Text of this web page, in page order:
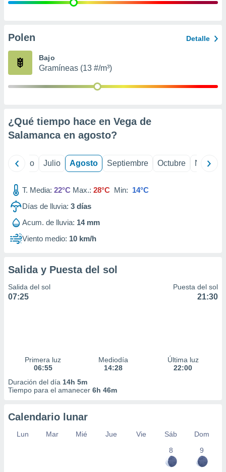
e
publicidad
Polen Detalle
Bajo
Gramíneas (13 #/m³)
¿Qué tiempo hace en Vega de
Salamanca en agosto?
Junio Julio Agosto Septiembre Octubre
T. Media: 22°C Max.: 28°C Min: 14°C
Días de lluvia: 3 días
Acum. de lluvia: 14 mm
Viento medio: 10 km/h
Salida y Puesta del sol
Salida del sol
07:25
Puesta del sol
21:30
Primera luz
06:55
Mediodía
14:28
Última luz
22:00
Duración del día 14h 5m
Tiempo para el amanecer 6h 46m
Calendario lunar
Lun Mar Mié Jue Vie Sáb
Dom
8
9